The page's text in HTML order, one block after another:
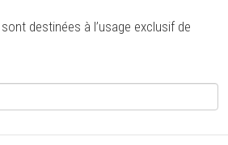
destinées à l’usage exclusif de